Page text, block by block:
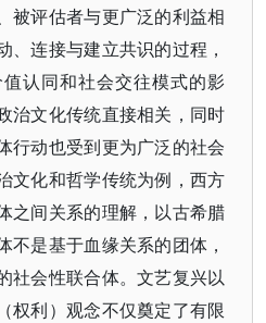
被评估者与更广泛的利益相
、连接与建立共识的过程，
认同和社会交往模式的影
治文化传统直接相关，同时
行动也受到更为广泛的社会
文化和哲学传统为例，西方
之间关系的理解，以古希腊
不是基于血缘关系的团体，
社会性联合体。文艺复兴以
权利）观念不仅奠定了有限